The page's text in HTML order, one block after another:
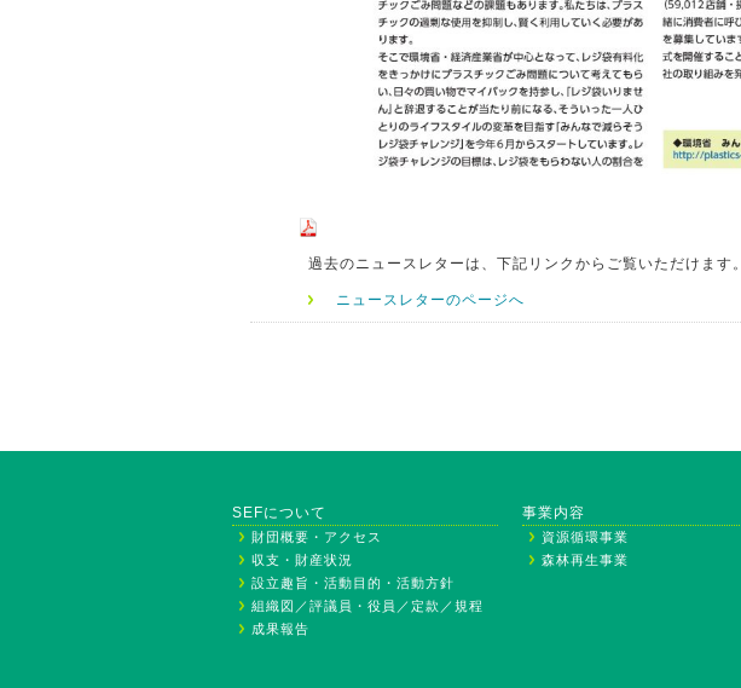
過去のニュースレターは、下記リンクからご覧いただけます。
ニュースレターのページへ
SEFについて
財団概要・アクセス
収支・財産状況
設立趣旨・活動目的・活動方針
組織図／評議員・役員／定款／規程
成果報告
事業内容
資源循環事業
森林再生事業